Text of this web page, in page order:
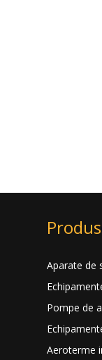
Aparate de
Pompe de
Aeroterme